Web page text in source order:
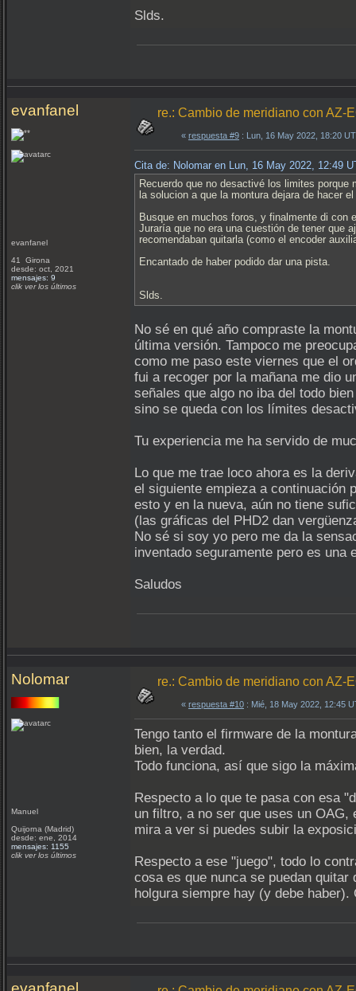
Slds.
evanfanel
evanfanel
41 Girona
desde: oct, 2021
mensajes: 9
clik ver los últimos
re.: Cambio de meridiano con AZ-
« respuesta #9 : Lun, 16 May 2022, 18:20
Cita de: Nolomar en Lun, 16 May 2022, 12:49
Recuerdo que no desactivé los limites
la solucion a que la montura dejara de hacer
Busque en muchos foros, y finalmente di con
Juraría que no era una cuestión de tener que
recomendaban quitarla (como el encoder
Encantado de haber podido dar una pista.
Slds.
No sé en qué año compraste la
última versión. Tampoco me
como me paso este viernes que el
fui a recoger por la mañana me dio
señales que algo no iba del todo
sino se queda con los límites
Tu experiencia me ha servido de
Lo que me trae loco ahora es la
el siguiente empieza a continuación
esto y en la nueva, aún no tiene
(las gráficas del PHD2 dan
No sé si soy yo pero me da la
inventado seguramente pero es una
Saludos
Nolomar
Manuel
Quijorna (Madrid)
desde: ene, 2014
mensajes: 1155
clik ver los últimos
re.: Cambio de meridiano con AZ-
« respuesta #10 : Mié, 18 May 2022, 12:45
Tengo tanto el firmware de la
bien, la verdad.
Todo funciona, así que sigo la
Respecto a lo que te pasa con esa
un filtro, a no ser que uses un
mira a ver si puedes subir la
Respecto a ese "juego", todo lo
cosa es que nunca se puedan
holgura siempre hay (y debe